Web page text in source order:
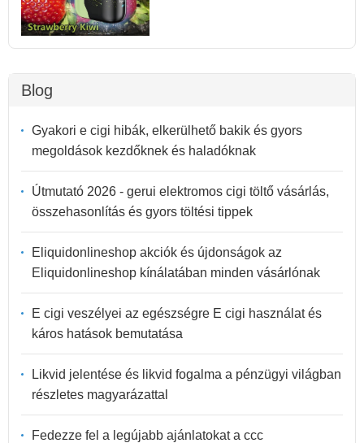
Blog
Gyakori e cigi hibák, elkerülhető bakik és gyors
megoldások kezdőknek és haladóknak
Útmutató 2026 - gerui elektromos cigi töltő vásárlás,
összehasonlítás és gyors töltési tippek
Eliquidonlineshop akciók és újdonságok az
Eliquidonlineshop kínálatában minden vásárlónak
E cigi veszélyei az egészségre E cigi használat és
káros hatások bemutatása
Likvid jelentése és likvid fogalma a pénzügyi világban
részletes magyarázattal
Fedezze fel a legújabb ajánlatokat a ccc